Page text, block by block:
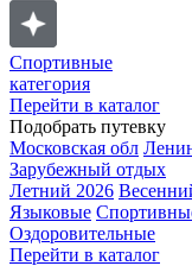
Спортивные
категория
Перейти в каталог
Подобрать путевку
Московская обл
Зарубежный отдых
Летний 2026
Языковые
Оздоровительные
Перейти в каталог